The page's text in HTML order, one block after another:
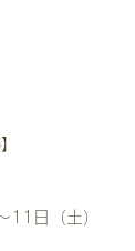
11日（土）